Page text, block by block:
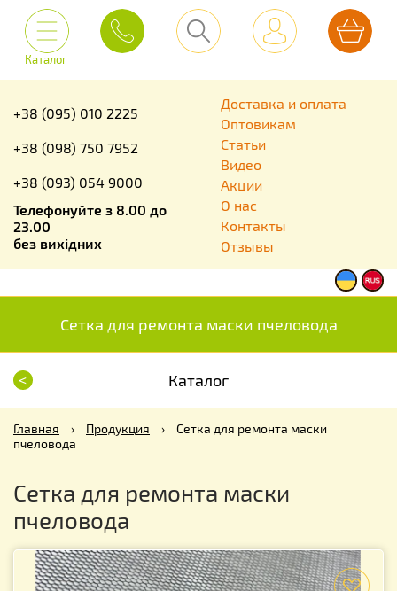
Каталог
+38 (095) 010 2225
+38 (098) 750 7952
+38 (093) 054 9000
Телефонуйте з 8.00 до
23.00
без вихідних
Доставка и оплата
Оптовикам
Статьи
Видео
Акции
О нас
Контакты
Отзывы
Сетка для ремонта маски пчеловода
< Каталог
Главная › Продукция ›
Сетка для ремонта маски
пчеловода
Сетка для ремонта маски
пчеловода